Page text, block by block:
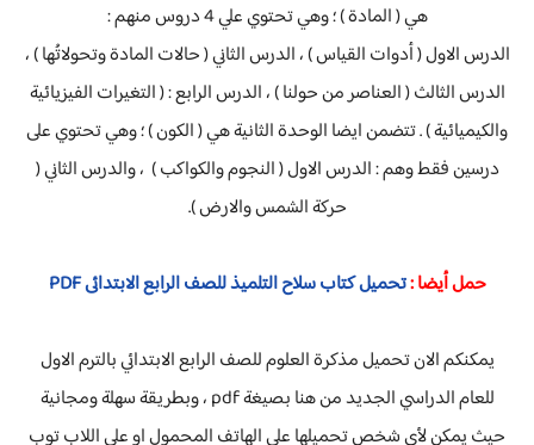
هي ( المادة ) ؛ وهي تحتوي علي 4 دروس منهم :
الدرس الاول ( أدوات القياس ) ، الدرس الثاني ( حالات المادة وتحولاتُها ) ،
الدرس الثالث ( العناصر من حولنا ) ، الدرس الرابع : ( التغيرات الفيزيائية
والكيميائية ) . تتضمن ايضا الوحدة الثانية هي ( الكون ) ؛ وهي تحتوي على
درسين فقط وهم : الدرس الاول ( النجوم والكواكب ) ، والدرس الثاني (
حركة الشمس والارض ).
حمل أيضا :تحميل كتاب سلاح التلميذ للصف الرابع الابتدائى PDF
يمكنكم الان تحميل مذكرة العلوم للصف الرابع الابتدائي بالترم الاول
للعام الدراسي الجديد من هنا بصيغة pdf ، وبطريقة سهلة ومجانية
حيث يمكن لأي شخص تحميلها على الهاتف المحمول او على اللاب توب